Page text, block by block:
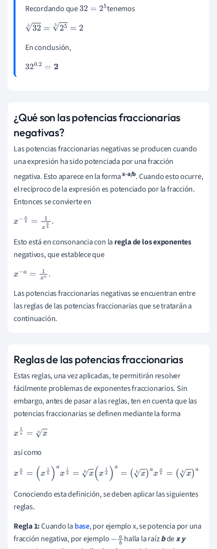
Recordando que32=25
tenemos
325=255 =2
En conclusión,
320.2 =2
¿Qué son las potencias fraccionarias
negativas?
Las potencias fraccionarias negativas se producen cuando
una expresión ha sido potenciada por una fracción
negativa. Esto aparece en la formax-a/b. Cuando esto ocurre,
el recíproco de la expresión es potenciado por la fracción.
Entonces se convierte en
x-ab= 1x ab .
Esto está en consonancia con la regla de los exponentes
negativos, que establece que
x-a= 1xa
.
Las potencias fraccionarias negativas se encuentran entre
las reglas de las potencias fraccionarias que se tratarán a
continuación.
Reglas de las potencias fraccionarias
Estas reglas, una vez aplicadas, te permitirán resolver
fácilmente problemas de exponentes fraccionarios. Sin
embargo, antes de pasar a las reglas, ten en cuenta que las
potencias fraccionarias se definen mediante la forma
x1a =xa
así como
xab =(x 1b)ax 1 =xb (x1 b)a=(xb)a x b=( xb)a
Conociendo esta definición, se deben aplicar las siguientes
reglas.
Regla 1:Cuando la base, por ejemplox, se potencia por una
fracción negativa, por ejemplo-ab halla la raízbdex y